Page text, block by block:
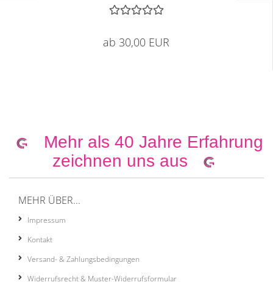
ab 30,00 EUR
Mehr als 40 Jahre Erfahrung
zeichnen uns aus
MEHR ÜBER...
Impressum
Kontakt
Versand- & Zahlungsbedingungen
Widerrufsrecht & Muster-Widerrufsformular